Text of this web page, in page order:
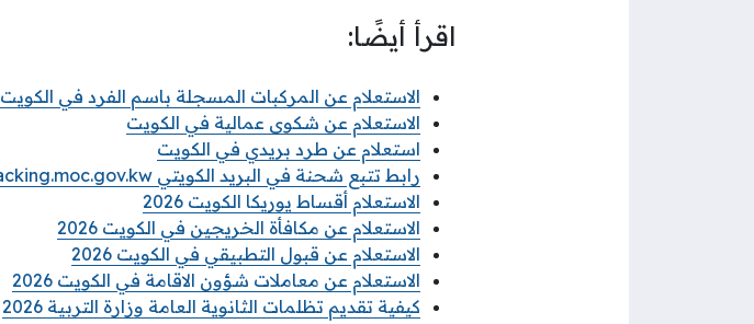
اقرأ أيضًا:
الاستعلام عن المركبات المسجلة باسم الفرد في الكويت
الاستعلام عن شكوى عمالية في الكويت
استعلام عن طرد بريدي في الكويت
رابط تتبع شحنة في البريد الكويتي tracking.moc.gov.kw
الاستعلام أقساط يوريكا الكويت 2026
الاستعلام عن مكافأة الخريجين في الكويت 2026
الاستعلام عن قبول التطبيقي في الكويت 2026
الاستعلام عن معاملات شؤون الاقامة في الكويت 2026
كيفية تقديم تظلمات الثانوية العامة وزارة التربية 2026